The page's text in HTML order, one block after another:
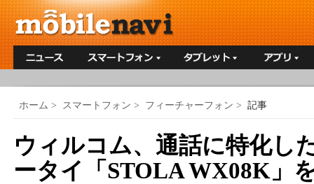
ホーム > スマートフォン > フィーチャーフォン > 記事
ウィルコム、通話に特化し
ータイ「STOLA WX08K」